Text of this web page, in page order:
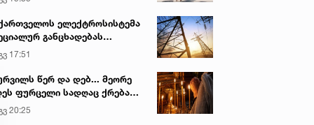
ელექტროსისტემა
განცხადებას
17:51
წერ და დებ... მეორე
ფურცელი სადღაც ქრება
სურვილი სრულდება...“ -
ტაძარი შიდა
20:25